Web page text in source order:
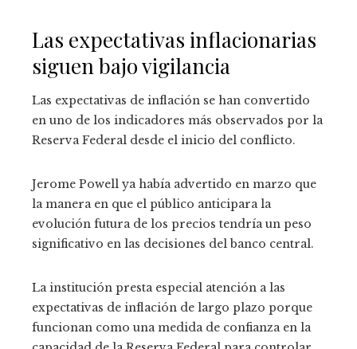
Las expectativas inflacionarias
siguen bajo vigilancia
Las expectativas de inflación se han convertido
en uno de los indicadores más observados por la
Reserva Federal desde el inicio del conflicto.
Jerome Powell ya había advertido en marzo que
la manera en que el público anticipara la
evolución futura de los precios tendría un peso
significativo en las decisiones del banco central.
La institución presta especial atención a las
expectativas de inflación de largo plazo porque
funcionan como una medida de confianza en la